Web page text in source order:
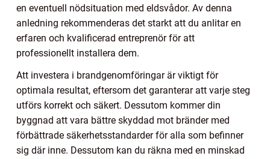
en eventuell nödsituation med eldsvådor. Av denna
anledning rekommenderas det starkt att du anlitar en
erfaren och kvalificerad entreprenör för att
professionellt installera dem.
Att investera i brandgenomföringar är viktigt för
optimala resultat, eftersom det garanterar att varje steg
utförs korrekt och säkert. Dessutom kommer din
byggnad att vara bättre skyddad mot bränder med
förbättrade säkerhetsstandarder för alla som befinner
sig där inne. Dessutom kan du räkna med en minskad